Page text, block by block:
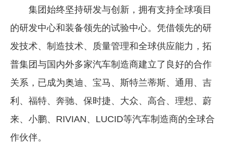
集团始终坚持研发与创新，拥有支持全球项目
的研发中心和装备领先的试验中心。凭借领先的研
发技术、制造技术、质量管理和全球供应能力，拓
普集团与国内外多家汽车制造商建立了良好的合作
关系，已成为奥迪、宝马、斯特兰蒂斯、通用、吉
利、福特、奔驰、保时捷、大众、高合、理想、蔚
来、小鹏、RIVIAN、LUCID等汽车制造商的全球合
作伙伴。